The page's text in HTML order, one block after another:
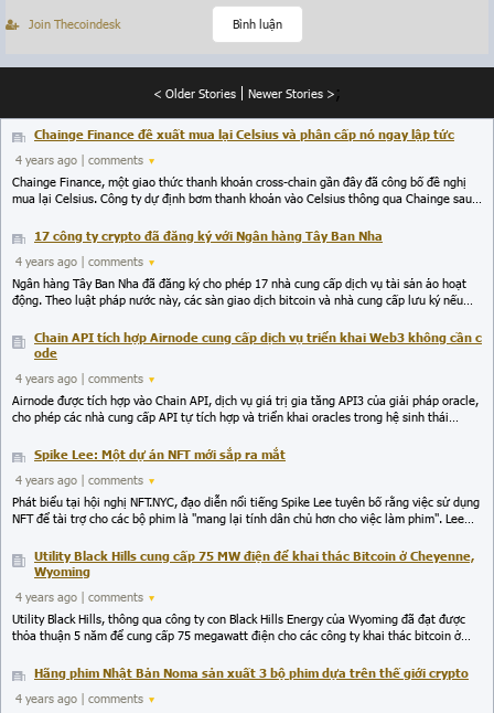
Join Thecoindesk Bình luận
< Older Stories Newer Stories > ;
Chainge Finance đề xuất mua lại Celsius và phân cấp nó ngay lập tức
4 years ago | comments
Chainge Finance, một giao thức thanh khoản cross-chain gần đây đã công bố đề nghị
mua lại Celsius. Công ty dự định bơm thanh khoản vào Celsius thông qua Chainge sau
Chainge, nhằm giải quyết vấn đề withdraw của Celcius.
17 công ty crypto đã đăng ký với Ngân hàng Tây Ban Nha
4 years ago | comments
Ngân hàng Tây Ban Nha đã đăng ký cho phép 17 nhà cung cấp dịch vụ tài sản ảo hoạt
động. Theo luật pháp nước này, các sàn giao dịch bitcoin và nhà cung cấp lưu ký nếu
Chain API tích hợp Airnode cung cấp dịch vụ triển khai Web3 không cần c
ode
4 years ago | comments
Airnode được tích hợp vào Chain API, dịch vụ giá trị gia tăng API3 của giải pháp oracle,
cho phép các nhà cung cấp API tự tích hợp và triển khai oracles trong hệ sinh thái
Spike Lee: Một dự án NFT mới sắp ra mắt
4 years ago | comments
Phát biểu tại hội nghị NFT.NYC, đạo diễn nổi tiếng Spike Lee tuyên bố rằng việc sử dụng
NFT để tài trợ cho các bộ phim là "mang lại tính dân chủ hơn cho việc làm phim". Lee
Utility Black Hills cung cấp 75 MW điện để khai thác Bitcoin ở Cheyenne,
Wyoming
4 years ago | comments
Utility Black Hills, thông qua công ty con Black Hills Energy của Wyoming đã đạt được
thỏa thuận 5 năm để cung cấp 75 megawatt điện cho các công ty khai thác bitcoin ở
Hãng phim Nhật Bản Noma sản xuất 3 bộ phim dựa trên thế giới crypto
4 years ago | comments